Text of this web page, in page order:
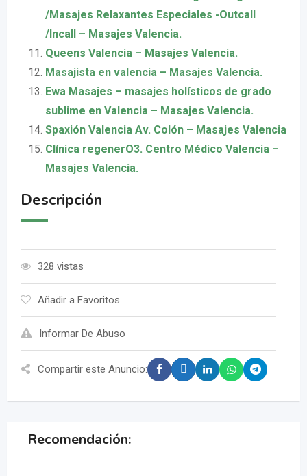
/Masajes Relaxantes Especiales -Outcall
/Incall – Masajes Valencia.
Queens Valencia – Masajes Valencia.
Masajista en valencia – Masajes Valencia.
Ewa Masajes – masajes holísticos de grado
sublime en Valencia – Masajes Valencia.
Spaxión Valencia Av. Colón – Masajes Valencia
Clínica regenerO3. Centro Médico Valencia –
Masajes Valencia.
Descripción
328 vistas
Añadir a Favoritos
Informar De Abuso
Compartir este Anuncio:
Recomendación: